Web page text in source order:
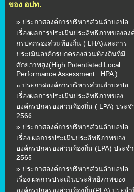
ของ อปท.
» ประกาศองค์การบริหารส่วนตำบลปอ
เรื่องผลการประเมินประสิทธิภาพขององ
กรปคกรองส่วนท้องถิ่น ( LHA)และการ
ประเมินองค์กรปกครองส่วนท้องถินที่มี
ศักยภาพสูง(High Potentiated Local
Performance Assessment : HPA )
» ประกาศองค์การบริหารส่วนตำบลปอ
เรื่องผลการประเมินประสิทธิภาพของ
องค์กรปกครองส่วนท้องถิ่น ( LPA) ประจ
2566
» ประกาศองค์การบริหารส่วนตำบลปอ
เรื่อง ผลการประเมินประสิทธิภาพของ
องค์กรปกครองส่วนท้องถิ่น (LPA) ประจ
2565
» ประกาศองค์การบริหารส่วนตำบลปอ
เรื่อง ผลการประเมินประสิทธิภาพของ
องค์กรปกครองส่วนท้องถิ่น(PLA) ประจำ